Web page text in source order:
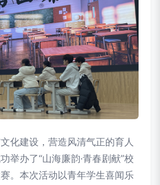
化建设，营造风清气正的育人
举办了“山海廉韵·青春剧献”校
。本次活动以青年学生喜闻乐